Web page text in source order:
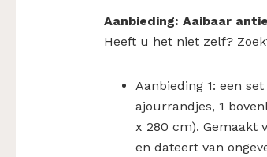
Aanbieding: Aaibaar
Heeft u het niet zelf?
Aanbieding 1: een
ajourrandjes, 1
x 280 cm). Gemaakt
en dateert van